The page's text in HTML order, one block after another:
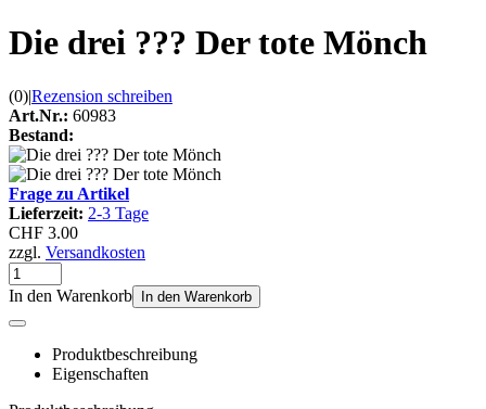
Die drei ??? Der tote Mönch
(0)|Rezension schreiben
Art.Nr.: 60983
Bestand:
Frage zu Artikel
Lieferzeit: 2-3 Tage
CHF 3.00
zzgl. Versandkosten
In den Warenkorb In den Warenkorb
Produktbeschreibung
Eigenschaften